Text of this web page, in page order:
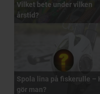
Vilket bete under vilken
årstid?
Spola lina på fiskerulle –
gör man?